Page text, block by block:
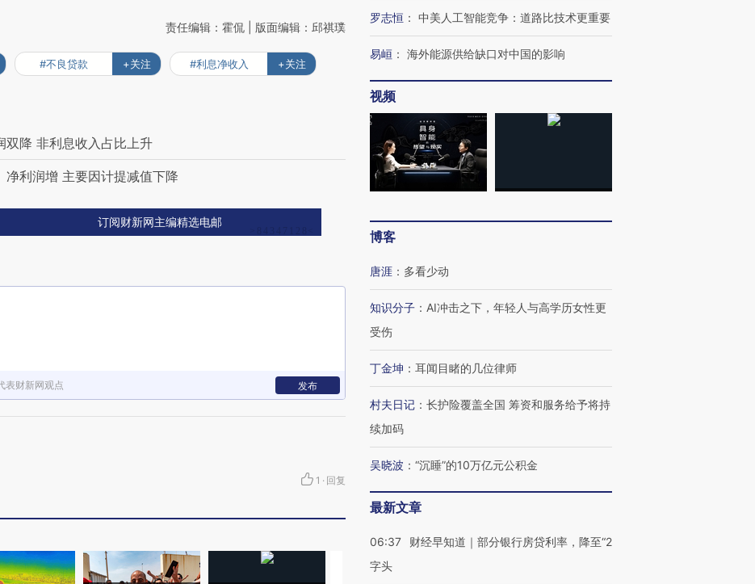
责任编辑：霍侃 | 版面编辑：邱祺璞
#不良贷款 +关注 #利息净收入 +关注
双降 非利息收入占比上升
利润增 主要因计提减值下降
订阅财新网主编精选电邮
表财新网观点 发布
1 · 回复
罗志恒 ： 中美人工智能竞争：道路比技术更重要
易峘 ： 海外能源供给缺口对中国的影响
视频
博客
唐涯 ： 多看少动
知识分子 ： AI冲击之下，年轻人与高学历女性更
受伤
丁金坤 ： 耳闻目睹的几位律师
村夫日记 ： 长护险覆盖全国 筹资和服务给予将持
续加码
吴晓波 ： “沉睡”的10万亿元公积金
最新文章
06:37
财经早知道｜部分银行房贷利率，降至“2
字头